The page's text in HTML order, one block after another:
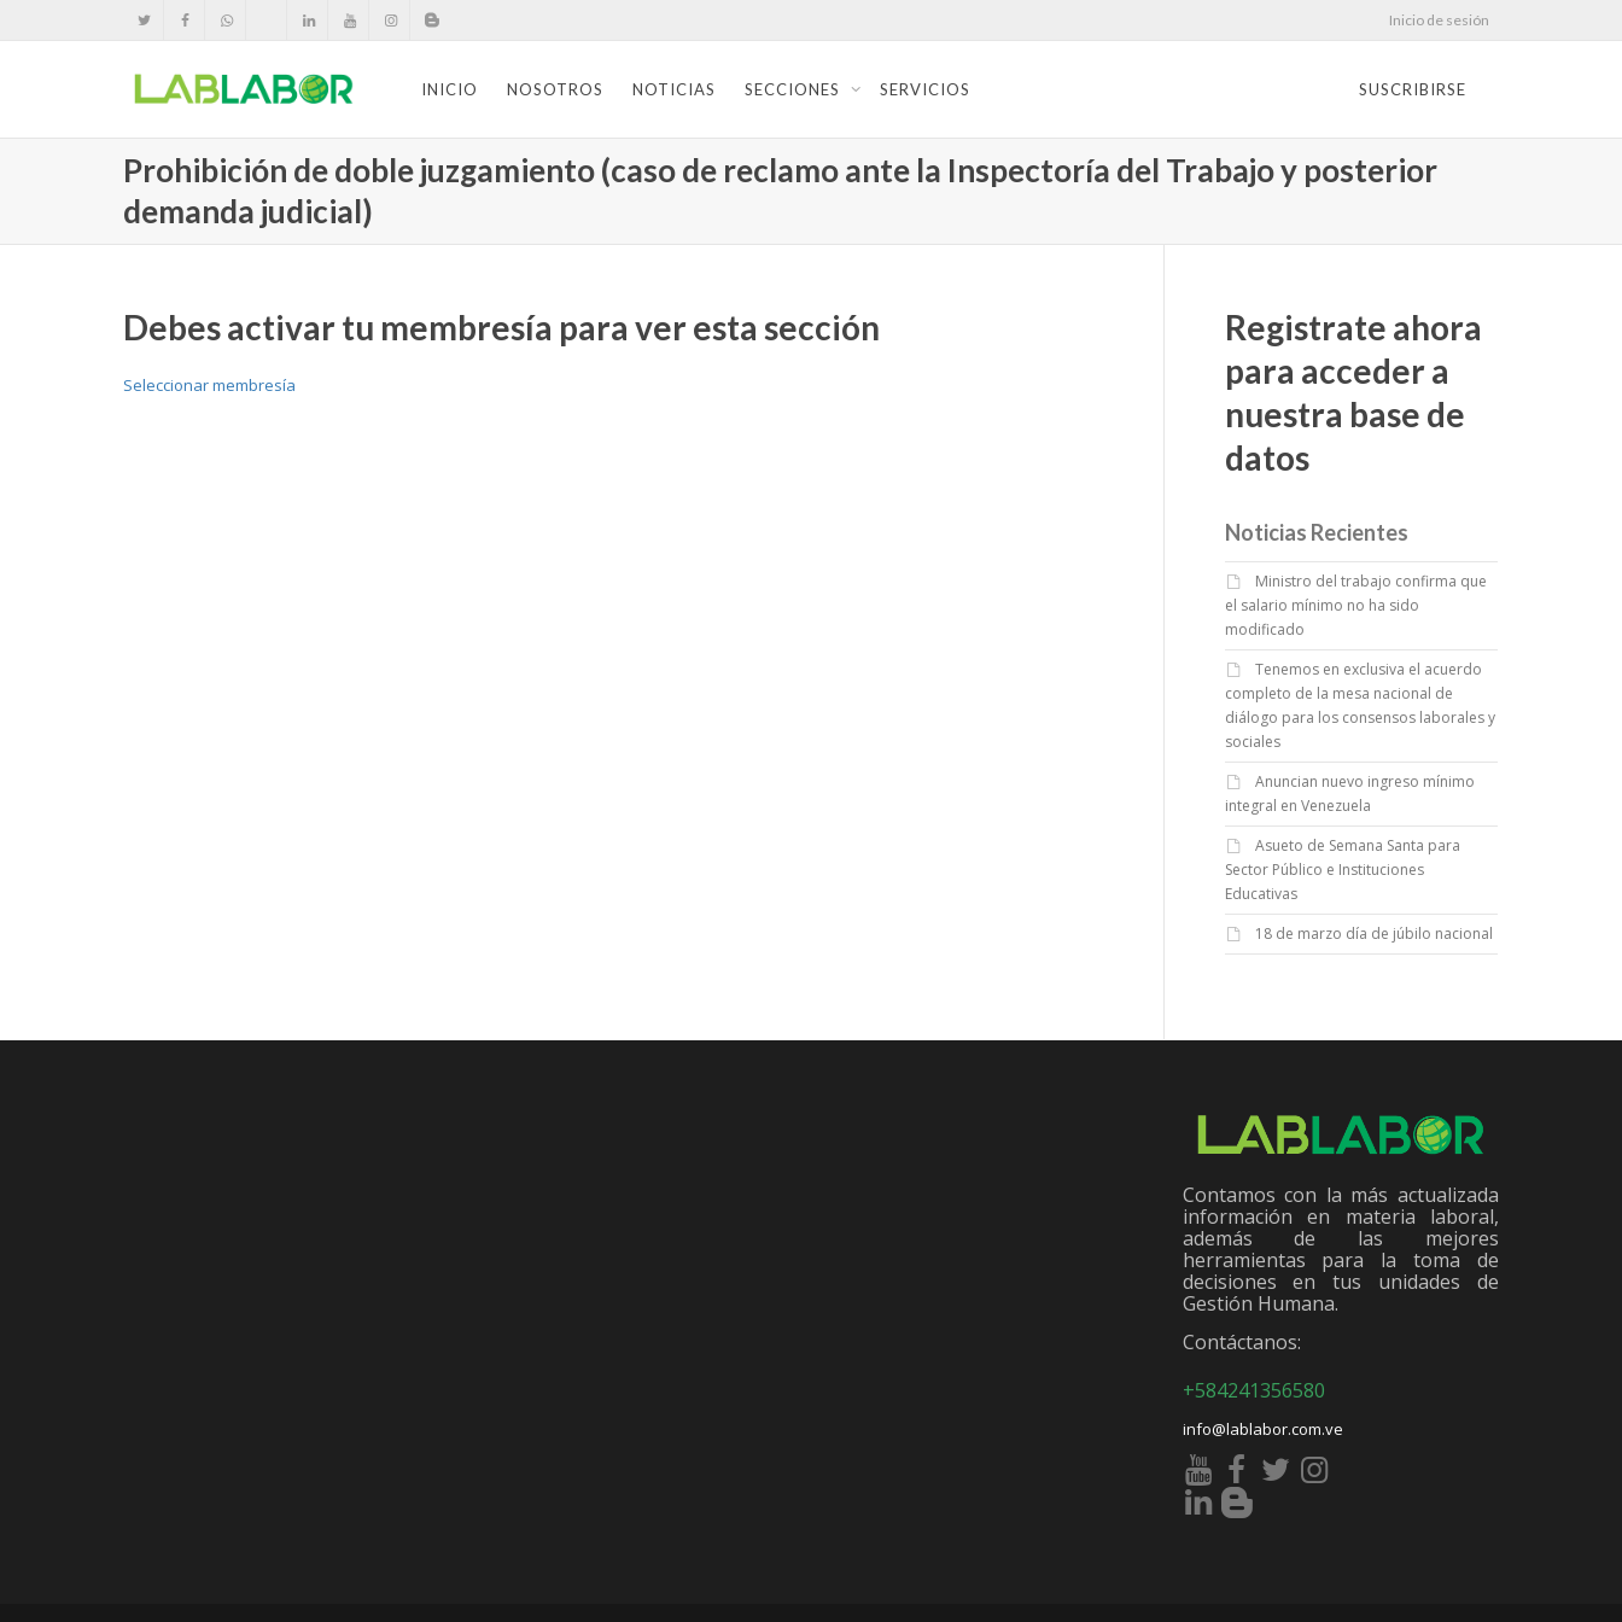
Inicio de sesión
INICIO NOSOTROS NOTICIAS SECCIONES SERVICIOS SUSCRIBIRSE
Prohibición de doble juzgamiento (caso de reclamo ante la Inspectoría del Trabajo y posterior
demanda judicial)
Debes activar tu membresía para ver esta sección
Seleccionar membresía
Registrate ahora
para acceder a
nuestra base de
datos
Noticias Recientes
Ministro del trabajo confirma que
el salario mínimo no ha sido
modificado
Tenemos en exclusiva el acuerdo
completo de la mesa nacional de
diálogo para los consensos laborales y
sociales
Anuncian nuevo ingreso mínimo
integral en Venezuela
Asueto de Semana Santa para
Sector Público e Instituciones
Educativas
18 de marzo día de júbilo nacional
Contamos con la más actualizada
información en materia laboral,
además de las mejores
herramientas para la toma de
decisiones en tus unidades de
Gestión Humana.
Contáctanos:
+584241356580
info@lablabor.com.ve